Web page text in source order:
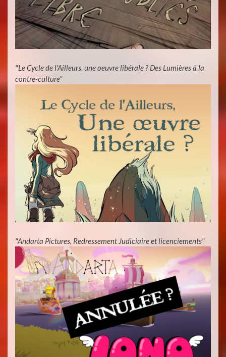
"Le Cycle de l'Ailleurs, une oeuvre libérale ? Des Lumières à la
contre-culture"
"Andarta Pictures, Redressement Judiciaire et licenciements"